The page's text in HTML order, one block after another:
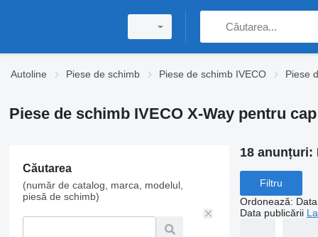
Autoline Piese de schimb Piese de schimb IVECO Piese
Piese de schimb IVECO X-Way pentru
Căutarea
(număr de catalog, marca, modelul,
piesă de schimb)
18 anunțuri:
Filtru
Ordonează:
Data publicării